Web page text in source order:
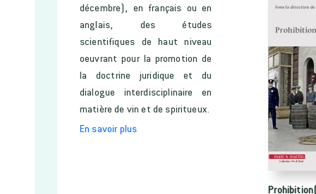
décembre), en français ou en
anglais, des études
scientifiques de haut niveau
oeuvrant pour la promotion de
la doctrine juridique et du
dialogue interdisciplinaire en
matière de vin et de spiritueux.
En savoir plus